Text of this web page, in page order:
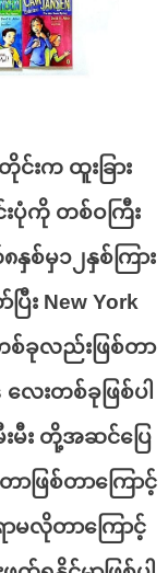
းက ထူးခြား
းပုံကို တစ်ဝကြီး
စ်မှ၁၂နှစ်ကြား
း New York
စ်ခုလည်းဖြစ်တာ
ေးတစ်ခုဖြစ်ပါ
းမီး တို့အဆင်ပြေ
ဖြစ်တာကြောင့်
လိုတာကြောင့်